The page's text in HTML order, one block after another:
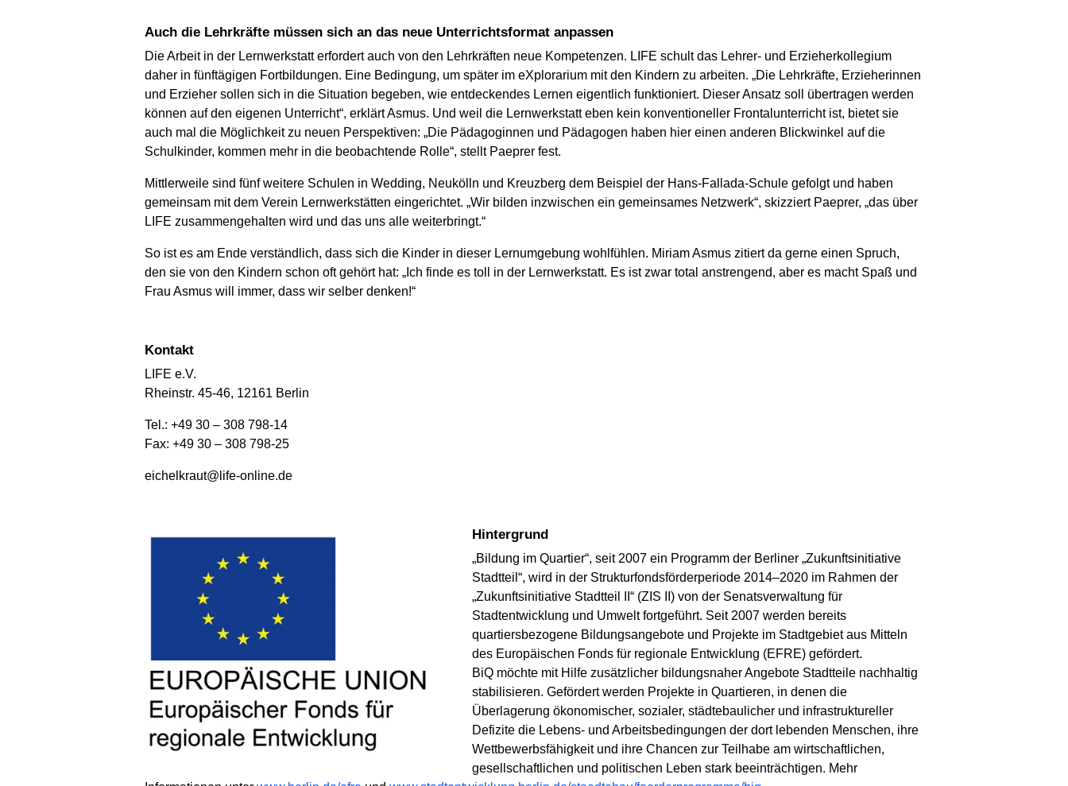
Auch die Lehrkräfte müssen sich an das neue Unterrichtsformat anpassen
Die Arbeit in der Lernwerkstatt erfordert auch von den Lehrkräften neue Kompetenzen. LIFE schult das Lehrer- und Erzieherkollegium
daher in fünftägigen Fortbildungen. Eine Bedingung, um später im eXplorarium mit den Kindern zu arbeiten. „Die Lehrkräfte, Erzieherinnen
und Erzieher sollen sich in die Situation begeben, wie entdeckendes Lernen eigentlich funktioniert. Dieser Ansatz soll übertragen werden
können auf den eigenen Unterricht“, erklärt Asmus. Und weil die Lernwerkstatt eben kein konventioneller Frontalunterricht ist, bietet sie
auch mal die Möglichkeit zu neuen Perspektiven: „Die Pädagoginnen und Pädagogen haben hier einen anderen Blickwinkel auf die
Schulkinder, kommen mehr in die beobachtende Rolle“, stellt Paeprer fest.
Mittlerweile sind fünf weitere Schulen in Wedding, Neukölln und Kreuzberg dem Beispiel der Hans-Fallada-Schule gefolgt und haben
gemeinsam mit dem Verein Lernwerkstätten eingerichtet. „Wir bilden inzwischen ein gemeinsames Netzwerk“, skizziert Paeprer, „das über
LIFE zusammengehalten wird und das uns alle weiterbringt.“
So ist es am Ende verständlich, dass sich die Kinder in dieser Lernumgebung wohlfühlen. Miriam Asmus zitiert da gerne einen Spruch,
den sie von den Kindern schon oft gehört hat: „Ich finde es toll in der Lernwerkstatt. Es ist zwar total anstrengend, aber es macht Spaß und
Frau Asmus will immer, dass wir selber denken!“
Kontakt
LIFE e.V.
Rheinstr. 45-46, 12161 Berlin
Tel.: +49 30 – 308 798-14
Fax: +49 30 – 308 798-25
eichelkraut@life-online.de
Hintergrund
„Bildung im Quartier“, seit 2007 ein Programm der Berliner „Zukunftsinitiative
Stadtteil“, wird in der Strukturfondsförderperiode 2014–2020 im Rahmen der
„Zukunftsinitiative Stadtteil II“ (ZIS II) von der Senatsverwaltung für
Stadtentwicklung und Umwelt fortgeführt. Seit 2007 werden bereits
quartiersbezogene Bildungsangebote und Projekte im Stadtgebiet aus Mitteln
des Europäischen Fonds für regionale Entwicklung (EFRE) gefördert.
BiQ möchte mit Hilfe zusätzlicher bildungsnaher Angebote Stadtteile nachhaltig
stabilisieren. Gefördert werden Projekte in Quartieren, in denen die
Überlagerung ökonomischer, sozialer, städtebaulicher und infrastruktureller
Defizite die Lebens- und Arbeitsbedingungen der dort lebenden Menschen, ihre
Wettbewerbsfähigkeit und ihre Chancen zur Teilhabe am wirtschaftlichen,
gesellschaftlichen und politischen Leben stark beeinträchtigen. Mehr